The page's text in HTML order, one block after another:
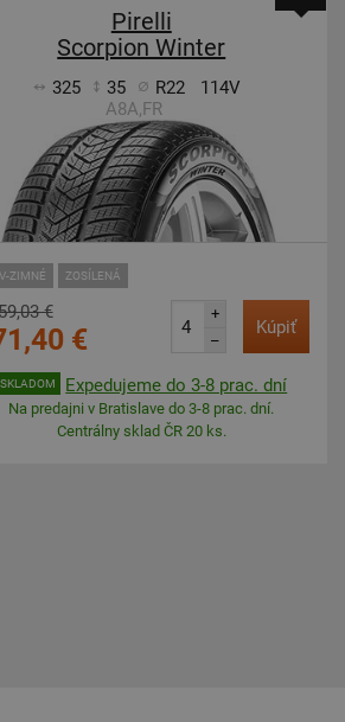
Pirelli
Scorpion Winter
325 35 R22
114V
A8A,FR
ZIMNÉ ZOSÍLENÁ
€
€
+
–
Kúpiť
SKLADOM Expedujeme do 3-8 prac. dní
Na predajni v Bratislave do 3-8 prac. dní.
Centrálny sklad ČR 20 ks.